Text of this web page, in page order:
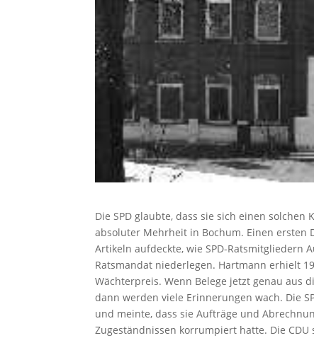
Die SPD glaubte, dass sie sich einen
absoluter Mehrheit in Bochum. Einen ersten
Artikeln aufdeckte, wie SPD-Ratsmitgliedern
Ratsmandat niederlegen. Hartmann erhielt
Wächterpreis. Wenn Belege jetzt genau aus
dann werden viele Erinnerungen wach. Die
und meinte, dass sie Aufträge und
Zugeständnissen korrumpiert hatte. Die